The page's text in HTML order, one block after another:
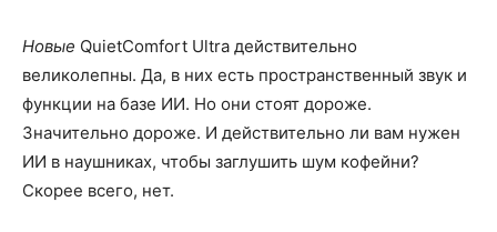
Новые QuietComfort Ultra действительно
великолепны. Да, в них есть пространственный звук и
функции на базе ИИ. Но они стоят дороже.
Значительно дороже. И действительно ли вам нужен
ИИ в наушниках, чтобы заглушить шум кофейни?
Скорее всего, нет.